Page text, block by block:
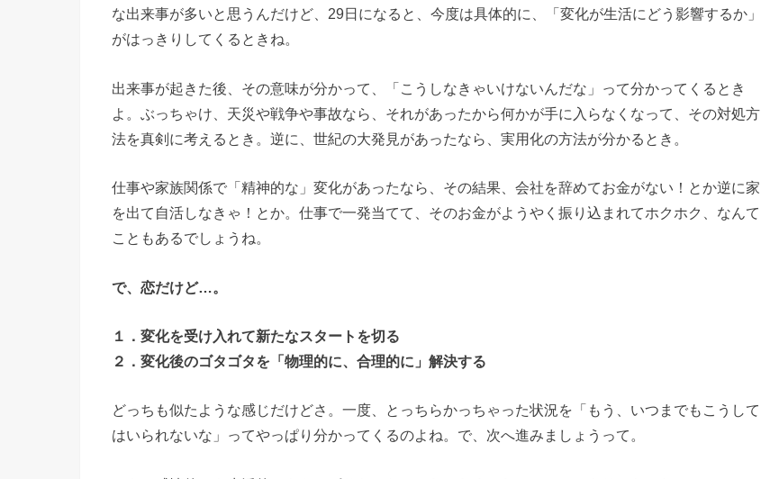
な出来事が多いと思うんだけど、29日になると、今度は具体的に、「変化が生活にどう影響するか」
がはっきりしてくるときね。
出来事が起きた後、その意味が分かって、「こうしなきゃいけないんだな」って分かってくるとき
よ。ぶっちゃけ、天災や戦争や事故なら、それがあったから何かが手に入らなくなって、その対処方
法を真剣に考えるとき。逆に、世紀の大発見があったなら、実用化の方法が分かるとき。
仕事や家族関係で「精神的な」変化があったなら、その結果、会社を辞めてお金がない！とか逆に家
を出て自活しなきゃ！とか。仕事で一発当てて、そのお金がようやく振り込まれてホクホク、なんて
こともあるでしょうね。
で、恋だけど…。
１．変化を受け入れて新たなスタートを切る
２．変化後のゴタゴタを「物理的に、合理的に」解決する
どっちも似たような感じだけどさ。一度、とっちらかっちゃった状況を「もう、いつまでもこうして
はいられないな」ってやっぱり分かってくるのよね。で、次へ進みましょうって。